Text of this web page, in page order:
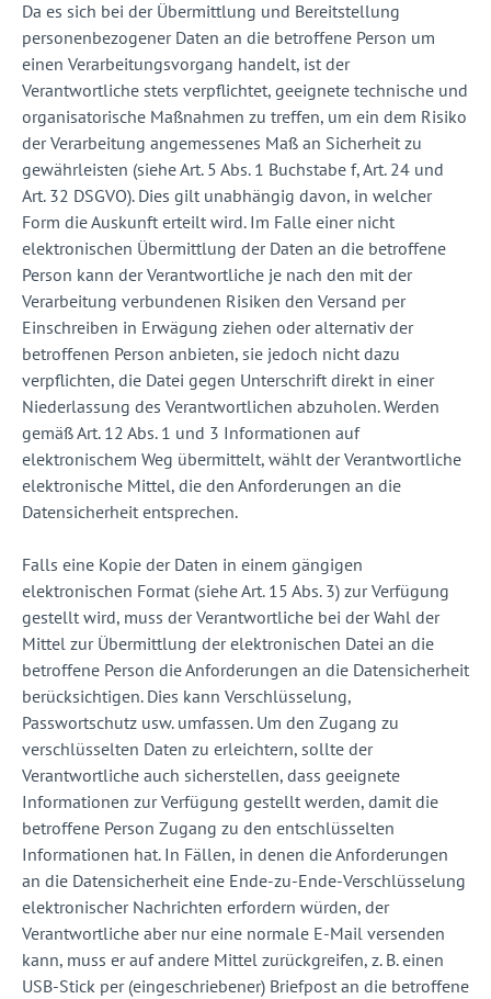
Da es sich bei der Übermittlung und Bereitstellung
personenbezogener Daten an die betroffene Person um
einen Verarbeitungsvorgang handelt, ist der
Verantwortliche stets verpflichtet, geeignete technische und
organisatorische Maßnahmen zu treffen, um ein dem Risiko
der Verarbeitung angemessenes Maß an Sicherheit zu
gewährleisten (siehe Art. 5 Abs. 1 Buchstabe f, Art. 24 und
Art. 32 DSGVO). Dies gilt unabhängig davon, in welcher
Form die Auskunft erteilt wird. Im Falle einer nicht
elektronischen Übermittlung der Daten an die betroffene
Person kann der Verantwortliche je nach den mit der
Verarbeitung verbundenen Risiken den Versand per
Einschreiben in Erwägung ziehen oder alternativ der
betroffenen Person anbieten, sie jedoch nicht dazu
verpflichten, die Datei gegen Unterschrift direkt in einer
Niederlassung des Verantwortlichen abzuholen. Werden
gemäß Art. 12 Abs. 1 und 3 Informationen auf
elektronischem Weg übermittelt, wählt der Verantwortliche
elektronische Mittel, die den Anforderungen an die
Datensicherheit entsprechen.
Falls eine Kopie der Daten in einem gängigen
elektronischen Format (siehe Art. 15 Abs. 3) zur Verfügung
gestellt wird, muss der Verantwortliche bei der Wahl der
Mittel zur Übermittlung der elektronischen Datei an die
betroffene Person die Anforderungen an die Datensicherheit
berücksichtigen. Dies kann Verschlüsselung,
Passwortschutz usw. umfassen. Um den Zugang zu
verschlüsselten Daten zu erleichtern, sollte der
Verantwortliche auch sicherstellen, dass geeignete
Informationen zur Verfügung gestellt werden, damit die
betroffene Person Zugang zu den entschlüsselten
Informationen hat. In Fällen, in denen die Anforderungen
an die Datensicherheit eine Ende-zu-Ende-Verschlüsselung
elektronischer Nachrichten erfordern würden, der
Verantwortliche aber nur eine normale E-Mail versenden
kann, muss er auf andere Mittel zurückgreifen, z. B. einen
USB-Stick per (eingeschriebener) Briefpost an die betroffene